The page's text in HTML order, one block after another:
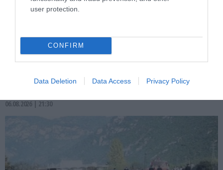
user protection.
CONFIRM
Data Deletion Data Access Privacy Policy
PRONEWS.GR /ΙΣΤΟΡΙΑ
Αυτός είναι ο Έλληνας κασκαντέρ του
Τσακ Νόρις που έγινε αρχηγός σπείρας
ναρκωτικών (φωτο)
06.08.2026 | 21:30